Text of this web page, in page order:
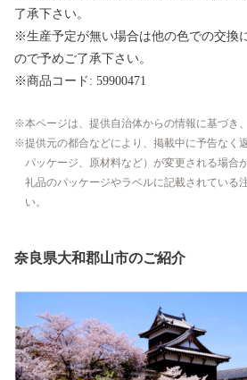
了承下さい。
※生産予定が無い場合は他の色での交換
ので予めご了承下さい。
※商品コード: 59900471
本ページは、提供自治体からの情報に基づき
提供元の都合などにより、掲載中に予告なく
パッケージ、原材料など）が変更される場合
礼品のパッケージやラベルに記載されている
い。
奈良県大和郡山市のご紹介